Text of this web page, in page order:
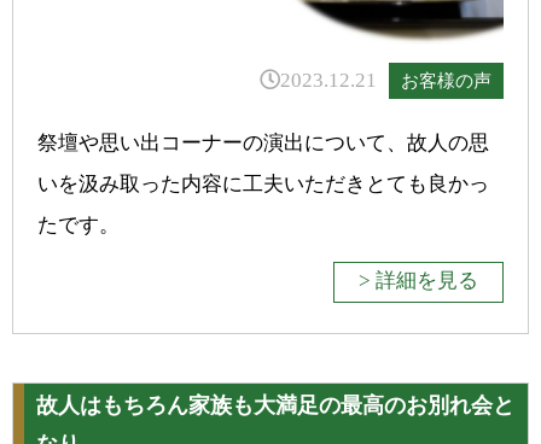
2023.12.21 お客様の声
祭壇や思い出コーナーの演出について、故人の思
いを汲み取った内容に工夫いただきとても良かっ
たです。
> 詳細を見る
故人はもちろん家族も大満足の最高のお別れ会と